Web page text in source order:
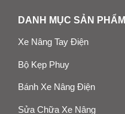
DANH MỤC SẢN PHẨM
Xe Nâng Tay Điện
Bộ Kẹp Phuy
Bánh Xe Nâng Điện
Sửa Chữa Xe Nâng